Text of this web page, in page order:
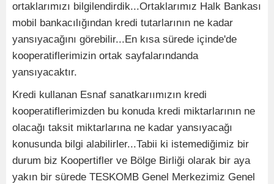
ortaklarımızı bilgilendirdik...Ortaklarımız Halk Bankası
mobil bankacılığından kredi tutarlarının ne kadar
yansıyacağını görebilir...En kısa sürede içinde'de
kooperatiflerimizin ortak sayfalarındanda
yansıyacaktır.
Kredi kullanan Esnaf sanatkarıımızın kredi
kooperatiflerimizden bu konuda kredi miktarlarının ne
olacağı taksit miktarlarına ne kadar yansıyacağı
konusunda bilgi alabilirler...Tabii ki istemediğimiz bir
durum biz Koopertifler ve Bölge Birliği olarak bir aya
yakın bir sürede TESKOMB Genel Merkezimiz Genel